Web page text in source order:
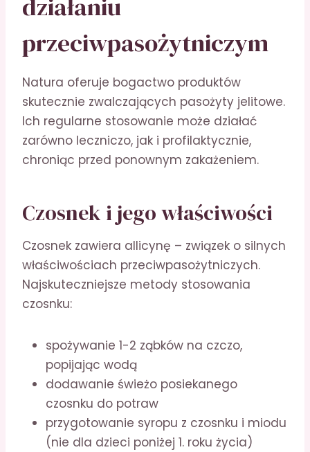
działaniu
przeciwpasożytniczym
Natura oferuje bogactwo produktów
skutecznie zwalczających pasożyty jelitowe.
Ich regularne stosowanie może działać
zarówno leczniczo, jak i profilaktycznie,
chroniąc przed ponownym zakażeniem.
Czosnek i jego właściwości
Czosnek zawiera allicynę – związek o silnych
właściwościach przeciwpasożytniczych.
Najskuteczniejsze metody stosowania
czosnku:
spożywanie 1-2 ząbków na czczo,
popijając wodą
dodawanie świeżo posiekanego
czosnku do potraw
przygotowanie syropu z czosnku i miodu
(nie dla dzieci poniżej 1. roku życia)